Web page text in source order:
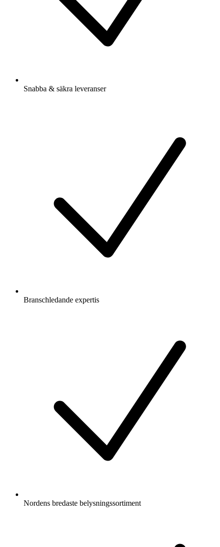
Snabba & säkra leveranser
Branschledande expertis
Nordens bredaste belysningssortiment